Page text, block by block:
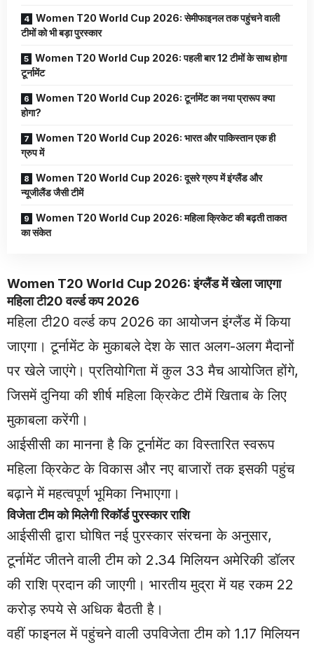
Women T20 World Cup 2026: सेमीफाइनल तक पहुंचने वाली
टीमों को भी बड़ा पुरस्कार
Women T20 World Cup 2026: पहली बार 12 टीमों के साथ होगा
टूर्नामेंट
Women T20 World Cup 2026: टूर्नामेंट का नया प्रारूप क्या
होगा?
Women T20 World Cup 2026: भारत और पाकिस्तान एक ही
ग्रुप में
Women T20 World Cup 2026: दूसरे ग्रुप में इंग्लैंड और
न्यूजीलैंड जैसी टीमें
Women T20 World Cup 2026: महिला क्रिकेट की बढ़ती ताकत
का संकेत
Women T20 World Cup 2026: इंग्लैंड में खेला जाएगा
महिला टी20 वर्ल्ड कप 2026
महिला टी20 वर्ल्ड कप 2026 का आयोजन इंग्लैंड में किया
जाएगा। टूर्नामेंट के मुकाबले देश के सात अलग-अलग मैदानों
पर खेले जाएंगे। प्रतियोगिता में कुल 33 मैच आयोजित होंगे,
जिसमें दुनिया की शीर्ष महिला क्रिकेट टीमें खिताब के लिए
मुकाबला करेंगी।
आईसीसी का मानना है कि टूर्नामेंट का विस्तारित स्वरूप
महिला क्रिकेट के विकास और नए बाजारों तक इसकी पहुंच
बढ़ाने में महत्वपूर्ण भूमिका निभाएगा।
विजेता टीम को मिलेगी रिकॉर्ड पुरस्कार राशि
आईसीसी द्वारा घोषित नई पुरस्कार संरचना के अनुसार,
टूर्नामेंट जीतने वाली टीम को 2.34 मिलियन अमेरिकी डॉलर
की राशि प्रदान की जाएगी। भारतीय मुद्रा में यह रकम 22
करोड़ रुपये से अधिक बैठती है।
वहीं फाइनल में पहुंचने वाली उपविजेता टीम को 1.17 मिलियन